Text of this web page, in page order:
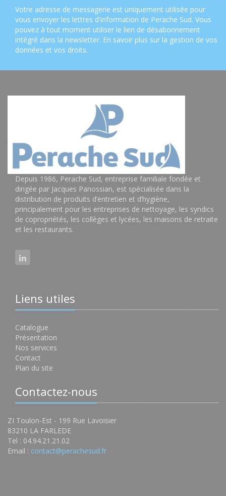
Votre adresse de messagerie est uniquement utilisée pour
vous envoyer les lettres d'information de Perache Sud. Vous
pouvez à tout moment utiliser le lien de désabonnement
intégré dans la newsletter. En savoir plus sur la gestion de vos
données et vos droits.
Depuis 1986, Perache Sud, entreprise familiale fondée et
dirigée par Jacques Panossian, est spécialisée dans la
distribution de produits d’entretien et d’hygiène,
principalement pour les entreprises de nettoyage, les syndics
de copropriétés, les collèges et lycées, les maisons de retraite
et les restaurants.
Liens utiles
Catalogue
Présentation
Nos services
Contact
Plan du site
Contactez-nous
ZI Toulon-Est - 199 Rue Lavoisier
83210 LA FARLEDE
Tel : 04.94.21.21.02
Email : contact@perachesud.fr